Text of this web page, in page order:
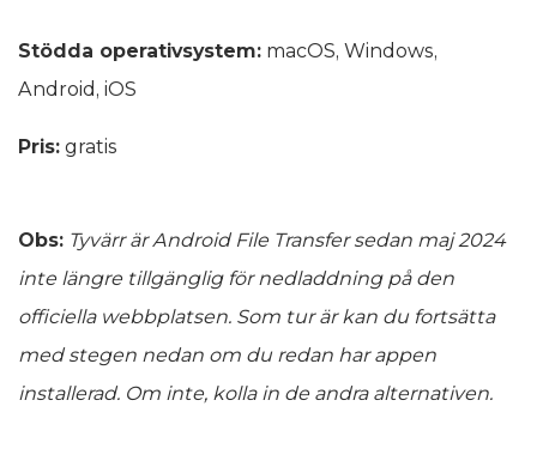
Stödda operativsystem: macOS, Windows,
Android, iOS
Pris: gratis
Obs: Tyvärr är Android File Transfer sedan maj 2024
inte längre tillgänglig för nedladdning på den
officiella webbplatsen. Som tur är kan du fortsätta
med stegen nedan om du redan har appen
installerad. Om inte, kolla in de andra alternativen.